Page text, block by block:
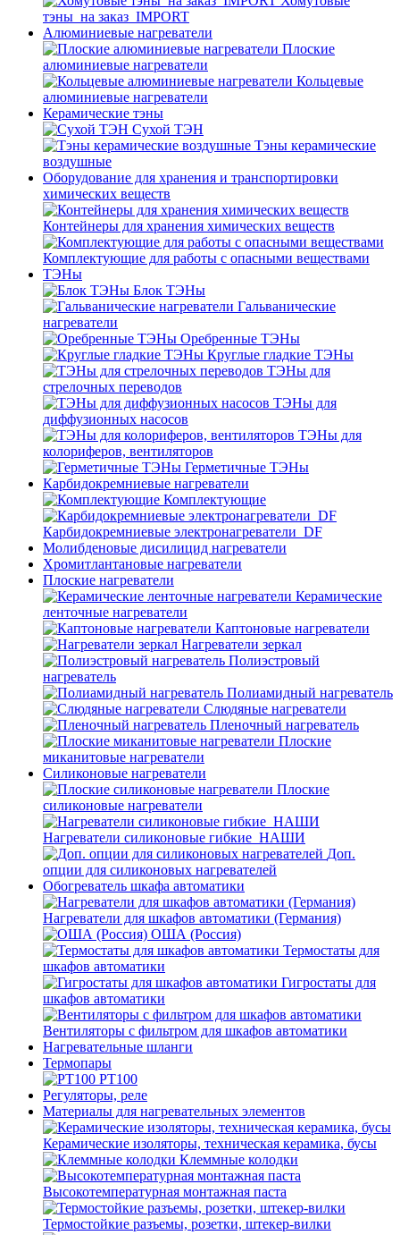
тэны_на заказ_IMPORT
Алюминиевые нагреватели
Плоские
алюминиевые нагреватели
Кольцевые
алюминиевые нагреватели
Керамические тэны
Сухой ТЭН
Тэны керамические
воздушные
Оборудование для хранения и транспортировки
химических веществ
Контейнеры для хранения химических веществ
Комплектующие для работы с опасными веществами
ТЭНы
Блок ТЭНы
Гальванические
нагреватели
Оребренные ТЭНы
Круглые гладкие ТЭНы
ТЭНы для
стрелочных переводов
ТЭНы для
диффузионных насосов
ТЭНы для
колориферов, вентиляторов
Герметичные ТЭНы
Карбидокремниевые нагреватели
Комплектующие
Карбидокремниевые электронагреватели_DF
Молибденовые дисилицид нагреватели
Хромитлантановые нагреватели
Плоские нагреватели
Керамические
ленточные нагреватели
Каптоновые нагреватели
Нагреватели зеркал
Полиэстровый
нагреватель
Полиамидный нагреватель
Слюдяные нагреватели
Пленочный нагреватель
Плоские
миканитовые нагреватели
Силиконовые нагреватели
Плоские
силиконовые нагреватели
Нагреватели силиконовые гибкие_НАШИ
Доп.
опции для силиконовых нагревателей
Обогреватель шкафа автоматики
Нагреватели для шкафов автоматики (Германия)
ОША (Россия)
Термостаты для
шкафов автоматики
Гигростаты для
шкафов автоматики
Вентиляторы с фильтром для шкафов автоматики
Нагревательные шланги
Термопары
PT100
Регуляторы, реле
Материалы для нагревательных элементов
Керамические изоляторы, техническая керамика, бусы
Клеммные колодки
Высокотемпературная монтажная паста
Термостойкие разъемы, розетки, штекер-вилки